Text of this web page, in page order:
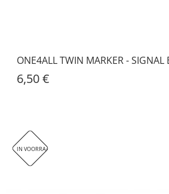
ONE4ALL TWIN MARKER - SIGNAL
6,50 €
IN VOORRAAD